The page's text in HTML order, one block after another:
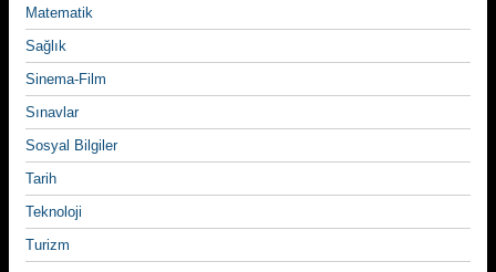
Matematik
Sağlık
Sinema-Film
Sınavlar
Sosyal Bilgiler
Tarih
Teknoloji
Turizm